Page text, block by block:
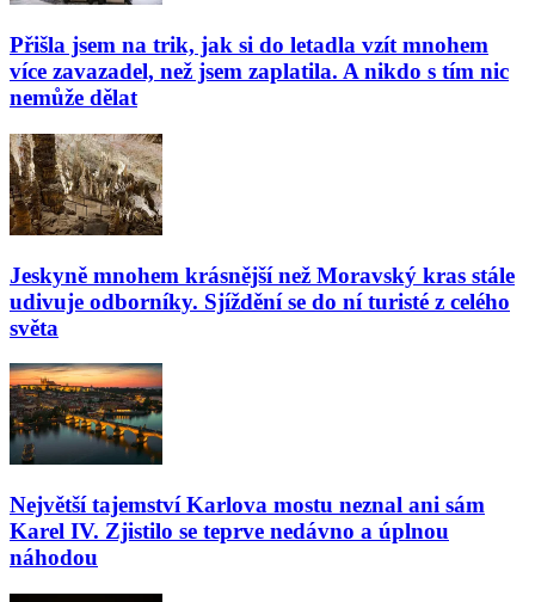
Přišla jsem na trik, jak si do letadla vzít mnohem
více zavazadel, než jsem zaplatila. A nikdo s tím nic
nemůže dělat
Jeskyně mnohem krásnější než Moravský kras stále
udivuje odborníky. Sjíždění se do ní turisté z celého
světa
Největší tajemství Karlova mostu neznal ani sám
Karel IV. Zjistilo se teprve nedávno a úplnou
náhodou